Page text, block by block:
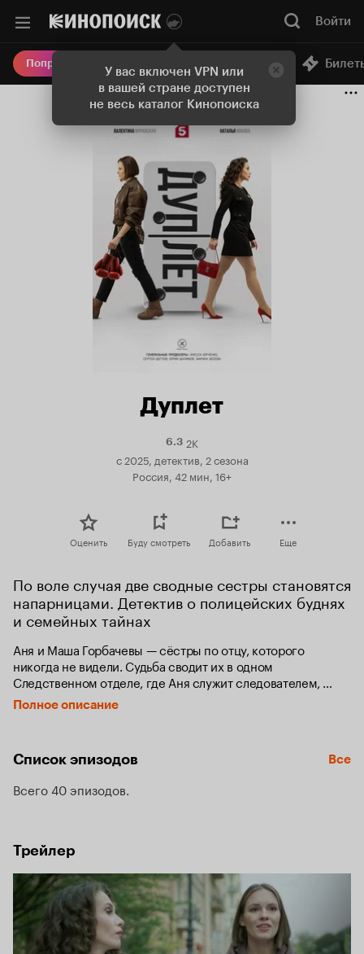
У вас включен VPN или
в вашей стране доступен
не весь каталог Кинопоиска
Войти
Попробовать Плюс Онлайн-кинотеатр
Дуплет
6.3Рейтинг
Кинопоиска
2K
с 2025, детектив, 2 сезона
Россия, 42 мин, 16+
Оценить Буду смотреть Добавить Еще
По воле случая две сводные сестры становятся
напарницами. Детектив о полицейских буднях
и семейных тайнах
Аня и Маша Горбачевы — сёстры по отцу, которого
никогда не видели. Судьба сводит их в одном
Следственном отделе, где Аня служит следователем,
а Маша — оперативником. У них разные характеры
и разные подходы к работе. Но вечные противоречия
преступление.
Полное описание
Список эпизодов Все
Всего 40 эпизодов
Трейлер